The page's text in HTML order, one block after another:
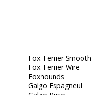
Fox Terrier Smooth
Fox Terrier Wire
Foxhounds
Galgo Espagneul